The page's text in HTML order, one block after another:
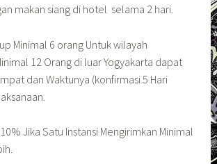
makan siang di hotel selama 2 hari.
Minimal 6 orang Untuk wilayah
12 Orang di luar Yogyakarta dapat
dan Waktunya (konfirmasi 5 Hari
Jika Satu Instansi Mengirimkan Minimal